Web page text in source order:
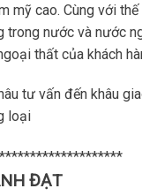
mỹ cao. Cùng với
trong nước và nước
thất của khách
tư vấn đến khâu
loại
ĐẠT